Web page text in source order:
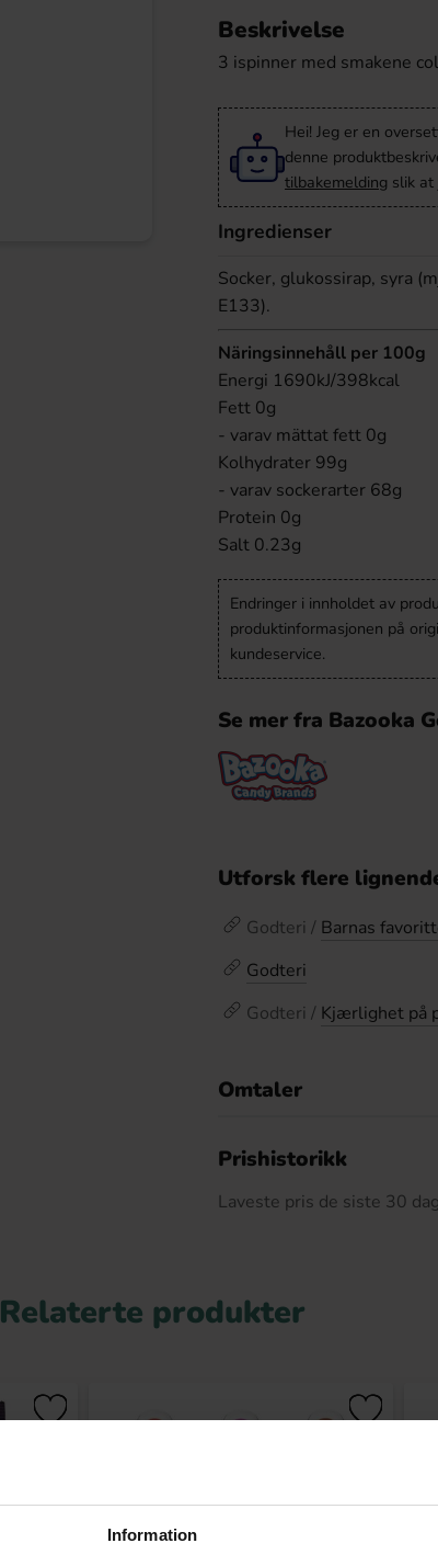
Information
46.90 kr
Beskrivelse
3 ispinner med smakene
Hei! Jeg er en
denne
tilbakemelding slik at
Ingredienser
Socker, glukossirap, syra
E133).
Näringsinnehåll per 100g
Energi 1690kJ/398kcal
Fett 0g
- varav mättat fett 0g
Kolhydrater 99g
- varav sockerarter 68g
Protein 0g
Salt 0.23g
Endringer i innholdet av
produktinformasjonen på
kundeservice.
Se mer fra Bazooka
Utforsk flere
Godteri / Barnas
Godteri
Godteri / Kjærlighet på
Omtaler
Prishistorikk
Laveste pris de siste 30
Relaterte produkter